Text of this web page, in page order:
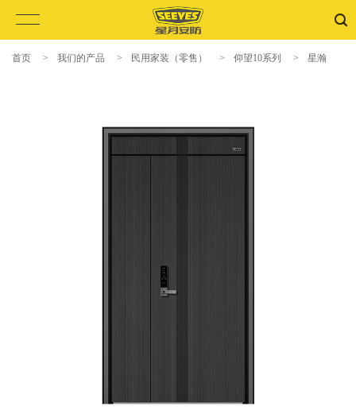
首页 > 我们的产品 > 民用家装（零售） > 仰望10系列 > 星瀚